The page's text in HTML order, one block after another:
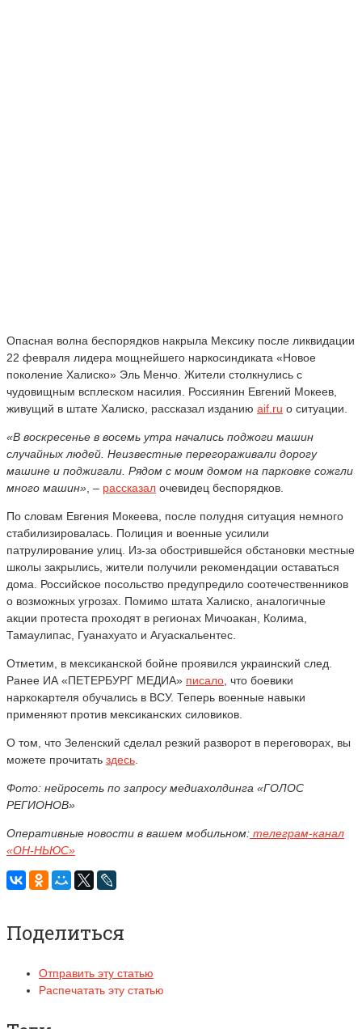
Опасная волна беспорядков накрыла Мексику после ликвидации
22 февраля лидера мощнейшего наркосиндиката «Новое
поколение Халиско» Эль Менчо. Жители столкнулись с
чудовищным всплеском насилия. Россиянин Евгений Мокеев,
живущий в штате Халиско, рассказал изданию aif.ru о ситуации.
«В воскресенье в восемь утра начались поджоги машин
случайных людей. Неизвестные перегораживали дорогу
машине и поджигали. Рядом с моим домом на парковке сожгли
много машин» , – рассказал очевидец беспорядков.
По словам Евгения Мокеева, после полудня ситуация немного
стабилизировалась. Полиция и военные усилили
патрулирование улиц. Из-за обострившейся обстановки местные
школы закрылись, жители получили рекомендации оставаться
дома. Российское посольство предупредило соотечественников
о возможных угрозах. Помимо штата Халиско, аналогичные
акции протеста проходят в регионах Мичоакан, Колима,
Тамаулипас, Гуанахуато и Агуаскальентес.
Отметим, в мексиканской бойне проявился украинский след.
Ранее ИА «ПЕТЕРБУРГ МЕДИА» писало , что боевики
наркокартеля обучались в ВСУ. Теперь военные навыки
применяют против мексиканских силовиков.
О том, что Зеленский сделал резкий разворот в переговорах, вы
можете прочитать здесь
Фото: нейросеть по запросу медиахолдинга «ГОЛОС
РЕГИОНОВ»
Оперативные новости в вашем мобильном: телеграм-канал
«ОН-НЬЮС»
Поделиться
Отправить эту статью
Распечатать эту статью